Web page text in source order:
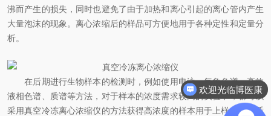
沸而产生的损失，同时也避免了由于加热和离心引起的离心管内产生
大量泡沫的现象。离心浓缩后的样品可方便地用于各种定性和定量分
析。
在后期进行生物样本的检测时，例如使用电泳、气象色谱、高效
液相色谱、质谱等方法，对于样本的浓度需求较高的实验中，都可以
采用真空冷冻离心浓缩仪的方法获得高浓度的样本用于上样。特别适
欢迎光临博医康